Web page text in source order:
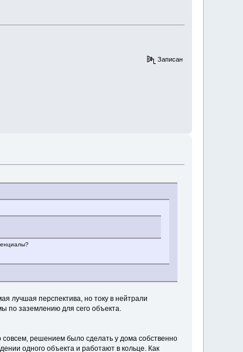
Записан
лучшая перспектива, но току в нейтрали
по заземлению для сего объекта.
решением было сделать у дома собственно
одного объекта и работают в кольце. Как